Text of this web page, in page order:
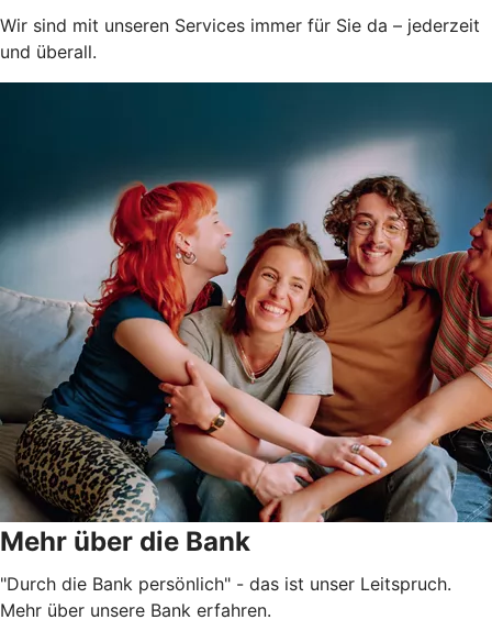
Wir sind mit unseren Services immer für Sie da – jederzeit
und überall.
Mehr über die Bank
"Durch die Bank persönlich" - das ist unser Leitspruch.
Mehr über unsere Bank erfahren.